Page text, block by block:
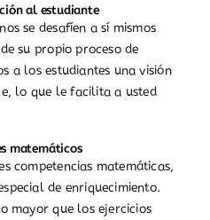
al estudiante
se desafíen a sí mismos
su propio proceso de
a los estudiantes una visión
lo que le facilita a usted
matemáticos
competencias matemáticas,
de enriquecimiento.
mayor que los ejercicios